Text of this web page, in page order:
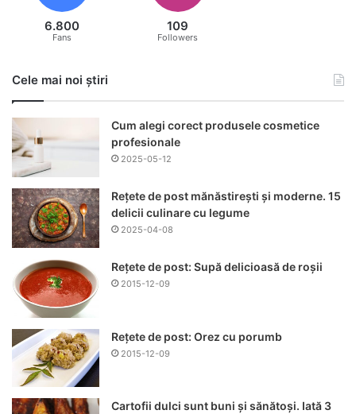
6.800
Fans
109
Followers
Cele mai noi știri
Cum alegi corect produsele cosmetice
profesionale
2025-05-12
Rețete de post mănăstirești și moderne. 15
delicii culinare cu legume
2025-04-08
Rețete de post: Supă delicioasă de roșii
2015-12-09
Rețete de post: Orez cu porumb
2015-12-09
Cartofii dulci sunt buni și sănătoși. Iată 3